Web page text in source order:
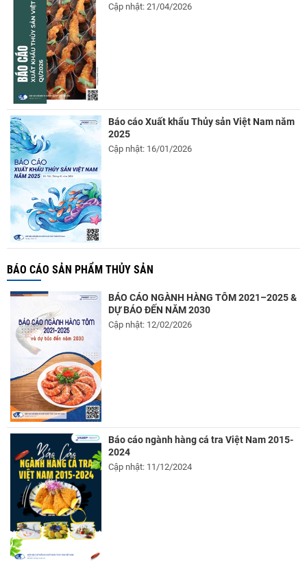
Cập nhật: 21/04/2026
Báo cáo Xuất khẩu Thủy sản Việt Nam năm
2025
Cập nhật: 16/01/2026
BÁO CÁO SẢN PHẨM THỦY SẢN
BÁO CÁO NGÀNH HÀNG TÔM 2021–2025 &
DỰ BÁO ĐẾN NĂM 2030
Cập nhật: 12/02/2026
Báo cáo ngành hàng cá tra Việt Nam 2015-
2024
Cập nhật: 11/12/2024